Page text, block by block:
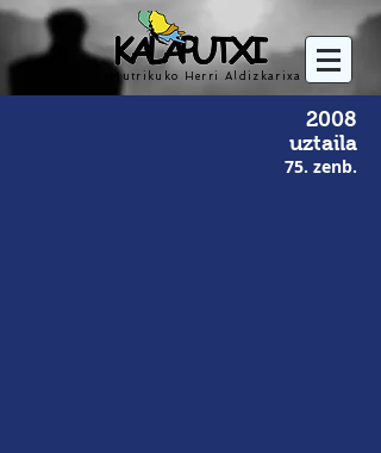
Mutrikuko Herri Aldizkarixa
2008
uztaila
75. zenb.